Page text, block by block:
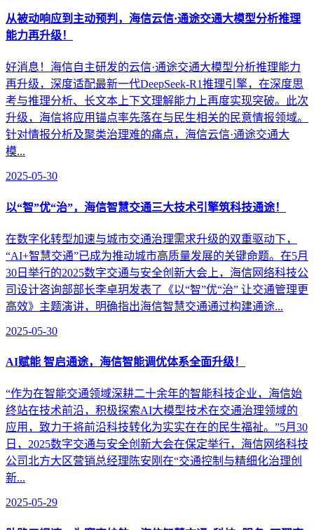
从被动响应到主动预判，海信云信·通途交通大模型分析推理
能力再升级！
好消息！海信自主研发的云信·通途交通大模型分析推理能力
再升级，深度适配最新一代DeepSeek-R1推理引擎，在深度思
考与推理分析、长文本上下文理解能力上再度实现突破。此次
升级，海信将应用锚点率先落在与民生相关的民意情报领域。
针对情报分析及聚类治理难的痛点，海信云信·通途交通大
模...
2025-05-30
以“智”优“治”，海信智慧交通三大技术引擎筑科技通途！
在数字化转型加速与城市交通治理需求升级的双重驱动下，
“AI+智慧交通”已成为推动城市高质量发展的关键命题。在5月
30日举行的2025数字交通与安全创新大会上，海信网络科技公
司设计咨询部部长李卓玥发表了《以“智”优“治” 让交通管理更
高效》主题演讲，明确指出海信智慧交通通过构建通途...
2025-05-30
AI赋能 智启通途，海信智能调优体系全面升级！
“作为在智能交通领域深耕二十余年的智能科技企业，海信始
终站在技术前沿，积极探索AI大模型技术在交通治理领域的
应用，致力于将前沿科技转化为实实在在的民生福祉。”5月30
日，2025数字交通与安全创新大会在保定举行，海信网络科技
公司北方大区营销总经理陈安刚在“交通控制与精细化治理创
新...
2025-05-29